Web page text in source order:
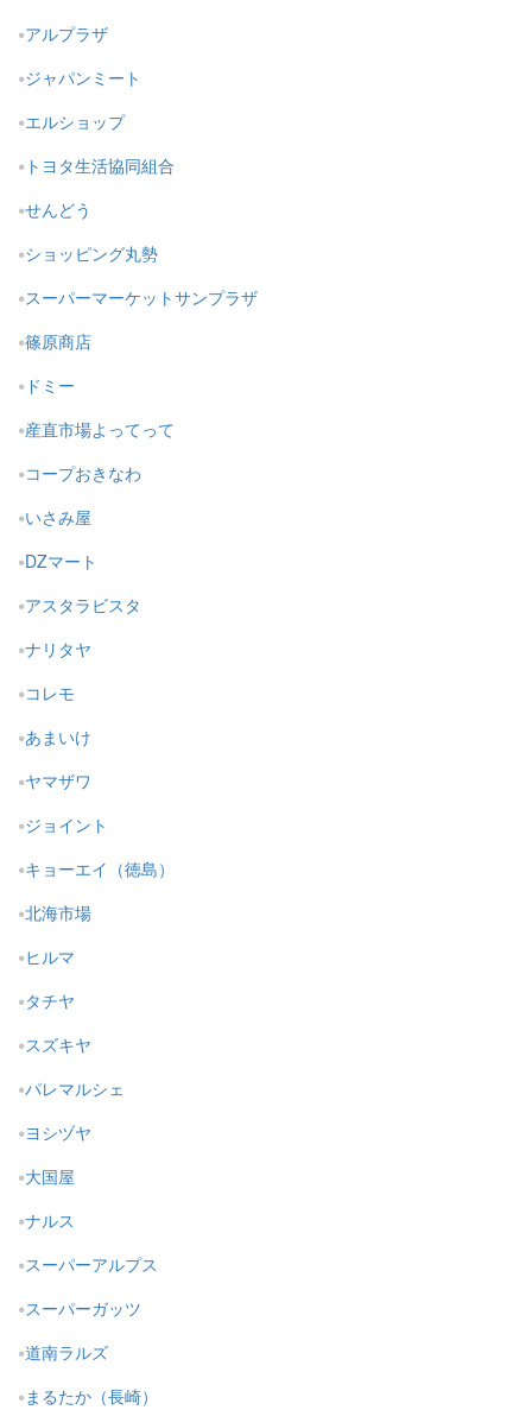
アルプラザ
ジャパンミート
エルショップ
トヨタ生活協同組合
せんどう
ショッピング丸勢
スーパーマーケットサンプラザ
篠原商店
ドミー
産直市場よってって
コープおきなわ
いさみ屋
DZマート
アスタラビスタ
ナリタヤ
コレモ
あまいけ
ヤマザワ
ジョイント
キョーエイ（徳島）
北海市場
ヒルマ
タチヤ
スズキヤ
パレマルシェ
ヨシヅヤ
大国屋
ナルス
スーパーアルプス
スーパーガッツ
道南ラルズ
まるたか（長崎）